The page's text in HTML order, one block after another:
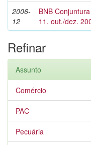
2006-
12
BNB
11, out./dez.
Refinar
Assunto
Comércio
PAC
Pecuária